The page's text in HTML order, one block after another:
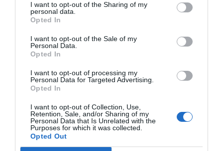
I want to opt-out of the Sharing of my
personal data.
Opted In
I want to opt-out of the Sale of my
Personal Data.
Opted In
I want to opt-out of processing my
Personal Data for Targeted Advertising.
Opted In
I want to opt-out of Collection, Use,
Retention, Sale, and/or Sharing of my
Personal Data that Is Unrelated with the
Purposes for which it was collected.
Opted Out
Henrik Dahlbring e Anna Dahlbring em “Across
the Andes” © Festival Mental
Hannah Currie: O suicídio é o maior assassino de
homens com menos de 50 anos no Reino Unido –
e é um problema mundial – por isso, acredito que
existe uma urgência real em falar sobre este
problema, particularmente junto dos jovens. O
meu filme “We Are All Here”, conta a história de
um jovem rapper que se suicidou aos 21 anos
chamado Lumo. A sua história é trágica mas,
incrivelmente poderosa, e a sua música é bastante